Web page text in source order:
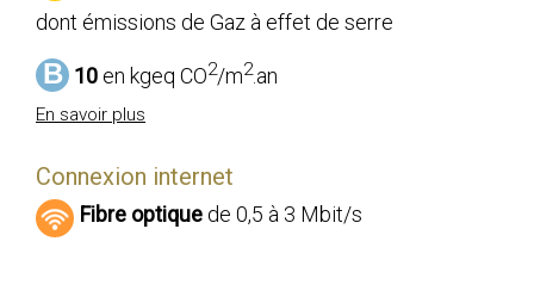
dont émissions de Gaz à effet de serre
B 10 en kgeq CO2/m2.an
En savoir plus
Connexion internet
Fibre optique de 0,5 à 3 Mbit/s